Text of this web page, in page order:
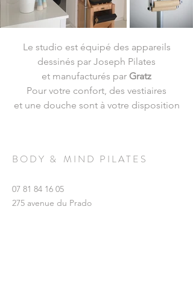
Le studio est équipé des appareils
dessinés par Joseph Pilates
et manufacturés par Gratz
Pour votre confort, des vestiaires
et une douche sont à votre disposition
B O D Y & M I N D P I L A T E S
07 81 84 16 05
275 avenue du Prado